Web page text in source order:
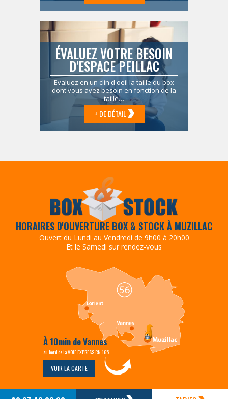
ÉVALUEZ VOTRE BESOIN
D'ESPACE PEILLAC
Evaluez en un clin d'oeil la taille du box
dont vous avez besoin en fonction de la
taille…
+ DE DÉTAIL
HORAIRES D'OUVERTURE BOX & STOCK À MUZILLAC
Ouvert du Lundi au Vendredi de 9h00 à 20h00
Et le Samedi sur rendez-vous
À 10min de Vannes
au bord de la VOIE EXPRESS RN 165
VOIR LA CARTE